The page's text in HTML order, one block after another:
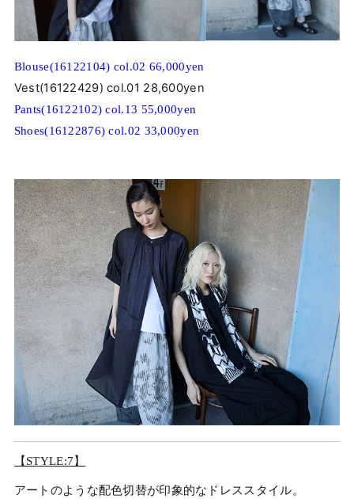
Blouse(16122104) col.02 66,000yen
Vest(16122429) col.01 28,600yen
Pants(16122102) col.13 55,000yen
Shoes(16122876) col.02 33,000yen
【STYLE:7】
アートのような配色切替が印象的なドレススタイル。